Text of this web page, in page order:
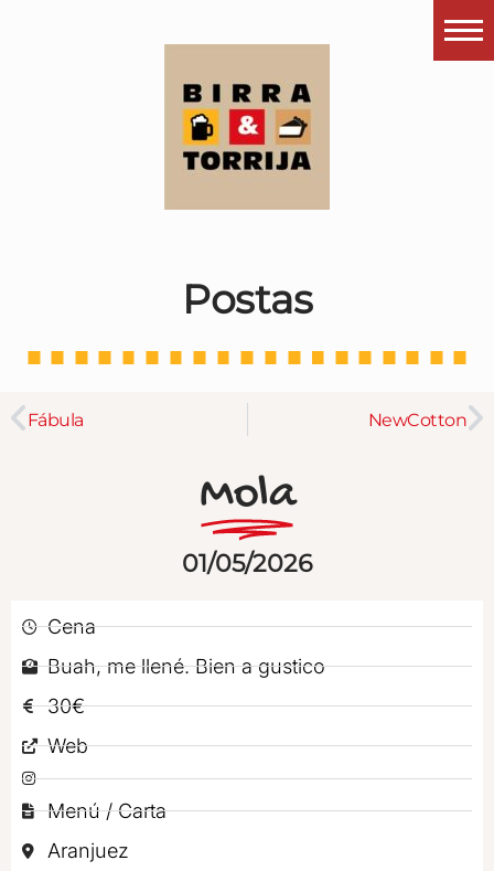
¿Esto que es pués?
Últimas visitas
Todos los garitos
Por el mundo
Contactar
Postas
Fábula NewCotton
Mola
01/05/2026
Cena
Buah, me llené. Bien a gustico
30€
Web
Menú / Carta
Aranjuez